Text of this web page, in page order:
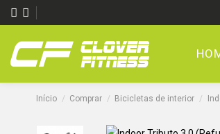
Início Comprar Bicicletas de interior